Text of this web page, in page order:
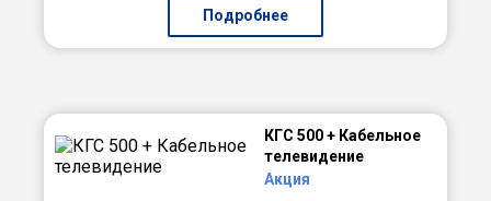
Подробнее
КГС 500 + Кабельное
телевидение
Акция